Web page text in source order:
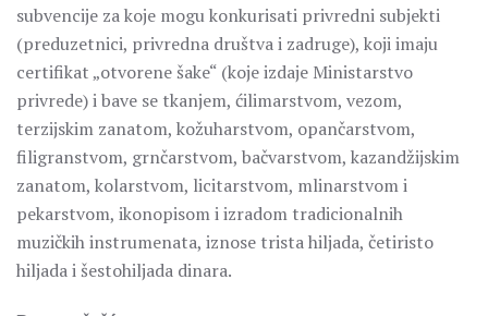
subvencije za koje mogu konkurisati privredni subjekti
(preduzetnici, privredna društva i zadruge), koji imaju
certifikat „otvorene šake“ (koje izdaje Ministarstvo
privrede) i bave se tkanjem, ćilimarstvom, vezom,
terzijskim zanatom, kožuharstvom, opančarstvom,
filigranstvom, grnčarstvom, bačvarstvom, kazandžijskim
zanatom, kolarstvom, licitarstvom, mlinarstvom i
pekarstvom, ikonopisom i izradom tradicionalnih
muzičkih instrumenata, iznose trista hiljada, četiristo
hiljada i šestohiljada dinara.